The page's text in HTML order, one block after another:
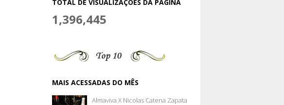
TOTAL DE VISUALIZAÇÕES DA PÁGINA
1,396,445
MAIS ACESSADAS DO MÊS
Almaviva X Nicolas Catena Zapata